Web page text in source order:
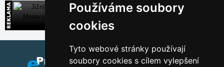
Používáme soubory
cookies
Tyto webové stránky používají
soubory cookies s cílem vylepšení
Jižní Morava
Široká nabídka přímých kontaktů na ubytování